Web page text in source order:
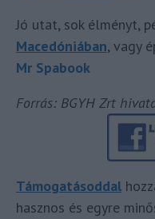
Jó utat, sok élményt,
Macedóniában, vagy
Mr Spabook
Forrás: BGYH Zrt
Támogatásoddal
hasznos és egyre